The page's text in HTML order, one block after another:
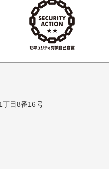
目8番16号